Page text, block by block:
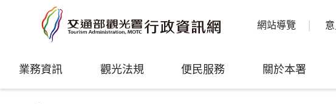
網站導覽
業務資訊 觀光法規 便民服務 關於本署